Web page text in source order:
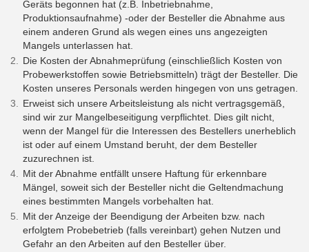
Geräts begonnen hat (z.B. Inbetriebnahme,
Produktionsaufnahme) -oder der Besteller die Abnahme aus
einem anderen Grund als wegen eines uns angezeigten
Mangels unterlassen hat.
Die Kosten der Abnahmeprüfung (einschließlich Kosten von
Probewerkstoffen sowie Betriebsmitteln) trägt der Besteller. Die
Kosten unseres Personals werden hingegen von uns getragen.
Erweist sich unsere Arbeitsleistung als nicht vertragsgemäß,
sind wir zur Mangelbeseitigung verpflichtet. Dies gilt nicht,
wenn der Mangel für die Interessen des Bestellers unerheblich
ist oder auf einem Umstand beruht, der dem Besteller
zuzurechnen ist.
Mit der Abnahme entfällt unsere Haftung für erkennbare
Mängel, soweit sich der Besteller nicht die Geltendmachung
eines bestimmten Mangels vorbehalten hat.
Mit der Anzeige der Beendigung der Arbeiten bzw. nach
erfolgtem Probebetrieb (falls vereinbart) gehen Nutzen und
Gefahr an den Arbeiten auf den Besteller über.